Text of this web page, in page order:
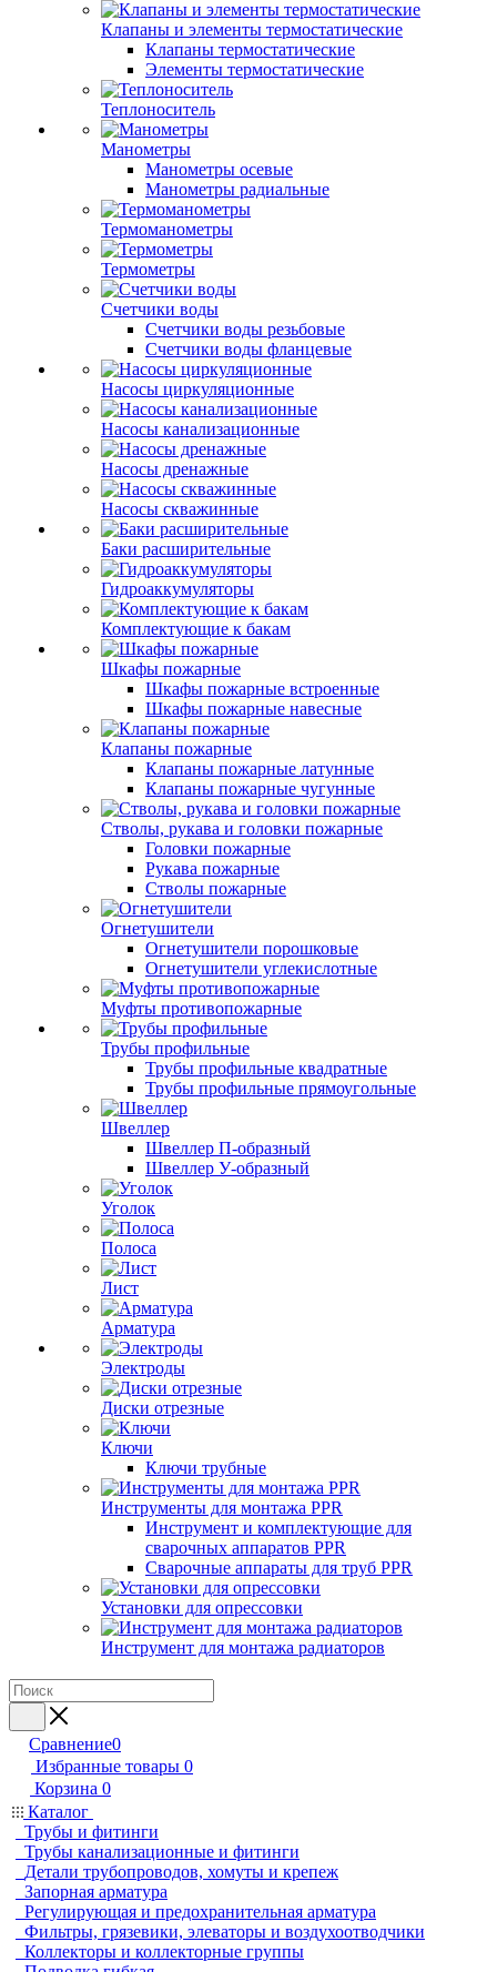
Клапаны и элементы термостатические
Клапаны термостатические
Элементы термостатические
Теплоноситель
Манометры
Манометры осевые
Манометры радиальные
Термоманометры
Термометры
Счетчики воды
Счетчики воды резьбовые
Счетчики воды фланцевые
Насосы циркуляционные
Насосы канализационные
Насосы дренажные
Насосы скважинные
Баки расширительные
Гидроаккумуляторы
Комплектующие к бакам
Шкафы пожарные
Шкафы пожарные встроенные
Шкафы пожарные навесные
Клапаны пожарные
Клапаны пожарные латунные
Клапаны пожарные чугунные
Стволы, рукава и головки пожарные
Головки пожарные
Рукава пожарные
Стволы пожарные
Огнетушители
Огнетушители порошковые
Огнетушители углекислотные
Муфты противопожарные
Трубы профильные
Трубы профильные квадратные
Трубы профильные прямоугольные
Швеллер
Швеллер П-образный
Швеллер У-образный
Уголок
Полоса
Лист
Арматура
Электроды
Диски отрезные
Ключи
Ключи трубные
Инструменты для монтажа PPR
Инструмент и комплектующие для
сварочных аппаратов PPR
Сварочные аппараты для труб PPR
Установки для опрессовки
Инструмент для монтажа радиаторов
Сравнение0
Избранные товары 0
Корзина 0
Каталог
Трубы и фитинги
Трубы канализационные и фитинги
Детали трубопроводов, хомуты и крепеж
Запорная арматура
Регулирующая и предохранительная арматура
Фильтры, грязевики, элеваторы и воздухоотводчики
Коллекторы и коллекторные группы